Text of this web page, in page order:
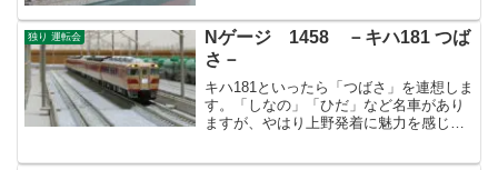
独り 運転会
Nゲージ 1458 －キハ181 つば
さ－
キハ181といったら「つばさ」を連想しま
す。「しなの」「ひだ」など名車があり
ますが、やはり上野発着に魅力を感じて